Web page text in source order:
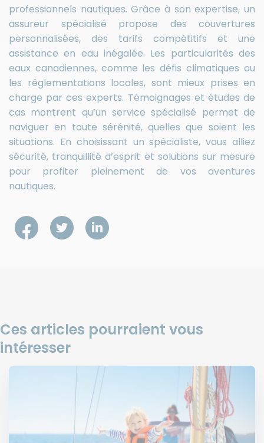
professionnels nautiques. Grâce à son expertise, un
assureur spécialisé propose des couvertures
personnalisées, des tarifs compétitifs et une
assistance en eau inégalée. Les particularités des
eaux canadiennes, comme les défis climatiques ou
les réglementations locales, sont mieux prises en
charge par ces experts. Témoignages et études de
cas montrent qu’un service spécialisé permet de
naviguer en toute sérénité, quelles que soient les
situations. En choisissant un spécialiste, vous alliez
sécurité, tranquillité d’esprit et solutions sur mesure
pour profiter pleinement de vos aventures
nautiques.
Ces articles pourraient vous
intéresser